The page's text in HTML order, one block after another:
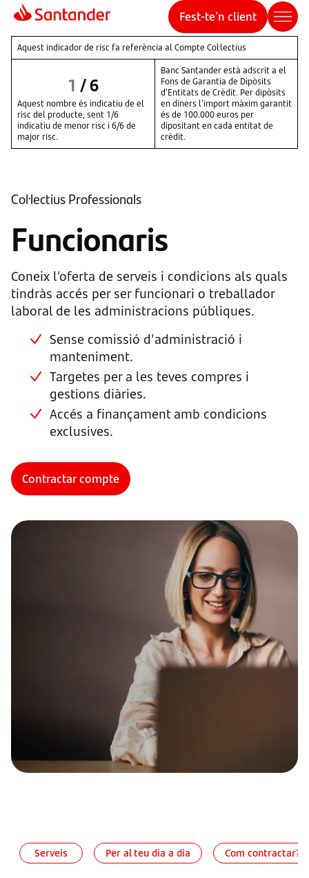
Fest-te'n client
Aquest indicador de risc fa referència al Compte Col·lectius
1 /6
Aquest nombre és indicatiu de el
risc del producte, sent 1/6
indicatiu de menor risc i 6/6 de
major risc.
Banc Santander està adscrit a el
Fons de Garantia de Dipòsits
d'Entitats de Crèdit. Per dipòsits
en diners l'import màxim garantit
és de 100.000 euros per
dipositant en cada entitat de
crèdit.
Col·lectius Professionals
Funcionaris
Coneix l’oferta de serveis i condicions als quals
tindràs accés per ser funcionari o treballador
laboral de les administracions públiques.
Sense comissió d'administració i
manteniment.
Targetes per a les teves compres i
gestions diàries.
Accés a finançament amb condicions
exclusives.
Contractar compte
Serveis Per al teu dia a dia Com contractar?